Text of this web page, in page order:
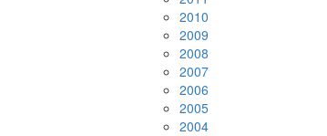
2010
2009
2008
2007
2006
2005
2004